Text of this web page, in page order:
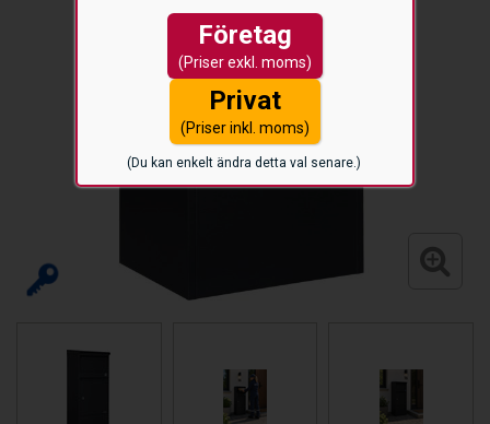
Företag
(Priser exkl. moms)
Privat
(Priser inkl. moms)
(Du kan enkelt ändra detta val senare.)